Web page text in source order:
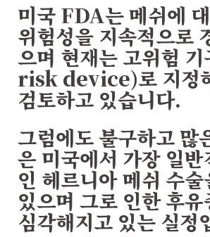
미국 FDA는 메쉬에
위험성을 지속적으로
으며 현재는 고위험
risk device)로 지정
검토하고 있습니다.
그럼에도 불구하고 많
은 미국에서 가장 일
인 헤르니아 메쉬 수
있으며 그로 인한 후
심각해지고 있는 실정